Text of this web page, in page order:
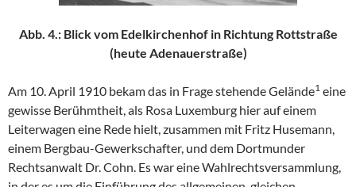
Abb. 4.: Blick vom Edelkirchenhof in Richtung Rottstraße
(heute Adenauerstraße)
Am 10. April 1910 bekam das in Frage stehende Gelände1 eine
gewisse Berühmtheit, als Rosa Luxemburg hier auf einem
Leiterwagen eine Rede hielt, zusammen mit Fritz Husemann,
einem Bergbau-Gewerkschafter, und dem Dortmunder
Rechtsanwalt Dr. Cohn. Es war eine Wahlrechtsversammlung,